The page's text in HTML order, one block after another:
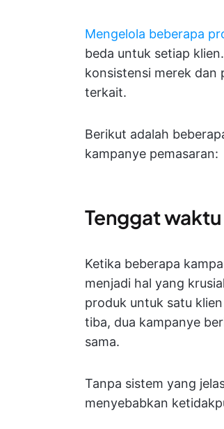
Mengelola beberapa
beda untuk setiap
konsistensi merek dan
terkait.
Berikut adalah
kampanye pemasaran:
Tenggat
Ketika beberapa
menjadi hal yang
produk untuk satu
tiba, dua kampanye
sama.
Tanpa sistem yang
menyebabkan